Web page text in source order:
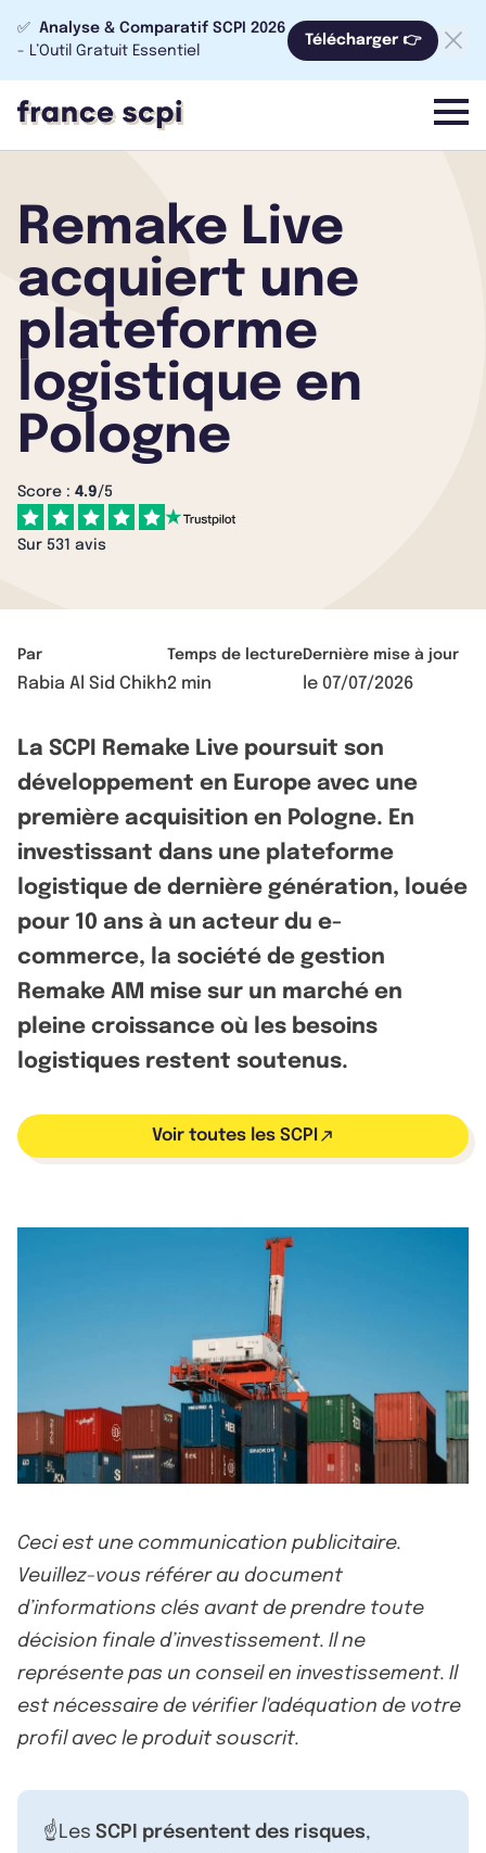
✅ Analyse & Comparatif SCPI 2026
- L’Outil Gratuit Essentiel
Télécharger 👉
menu
Remake Live
acquiert une
plateforme
logistique en
Pologne
Score : 4.9/5
Sur 531 avis
Par
Rabia Al Sid Chikh
Temps de lecture
2 min
Dernière mise à jour
le 07/07/2026
La SCPI Remake Live poursuit son
développement en Europe avec une
première acquisition en Pologne. En
investissant dans une plateforme
logistique de dernière génération, louée
pour 10 ans à un acteur du e-
commerce, la société de gestion
Remake AM mise sur un marché en
pleine croissance où les besoins
logistiques restent soutenus.
Voir toutes les SCPI
Ceci est une communication publicitaire.
Veuillez-vous référer au document
d’informations clés avant de prendre toute
décision finale d’investissement. Il ne
représente pas un conseil en investissement. Il
est nécessaire de vérifier l'adéquation de votre
profil avec le produit souscrit.
☝️Les SCPI présentent des risques,